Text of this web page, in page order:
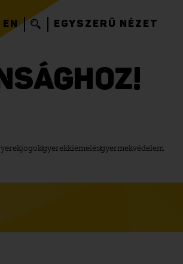
EN EGYSZERŰ NÉZET
gyerekkiemelésgyermekvédelem